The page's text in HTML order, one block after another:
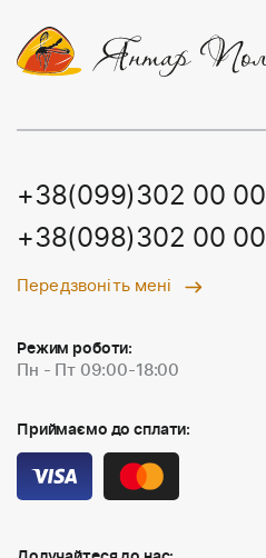
+38(099)302 00 00
+38(098)302 00 00
Передзвоніть мені
Режим роботи:
Пн - Пт 09:00-18:00
Приймаємо до сплати: